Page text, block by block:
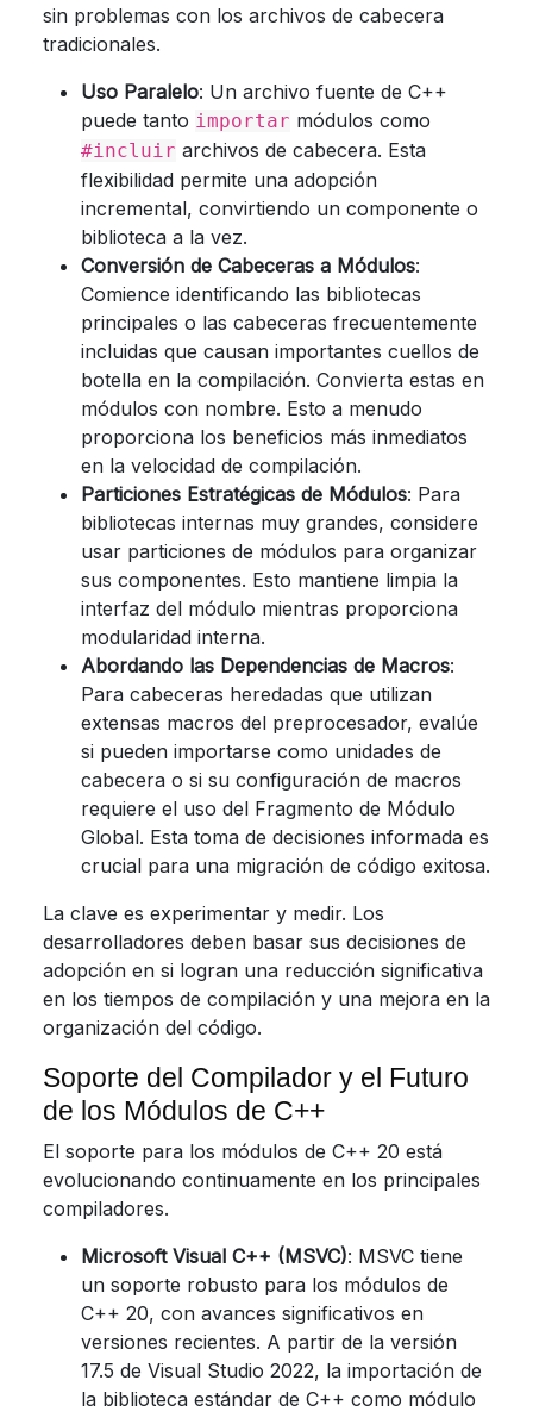
sin problemas con los archivos de cabecera
tradicionales.
Uso Paralelo: Un archivo fuente de C++
puede tanto importar módulos como
#incluir archivos de cabecera. Esta
flexibilidad permite una adopción
incremental, convirtiendo un componente o
biblioteca a la vez.
Conversión de Cabeceras a Módulos:
Comience identificando las bibliotecas
principales o las cabeceras frecuentemente
incluidas que causan importantes cuellos de
botella en la compilación. Convierta estas en
módulos con nombre. Esto a menudo
proporciona los beneficios más inmediatos
en la velocidad de compilación.
Particiones Estratégicas de Módulos: Para
bibliotecas internas muy grandes, considere
usar particiones de módulos para organizar
sus componentes. Esto mantiene limpia la
interfaz del módulo mientras proporciona
modularidad interna.
Abordando las Dependencias de Macros:
Para cabeceras heredadas que utilizan
extensas macros del preprocesador, evalúe
si pueden importarse como unidades de
cabecera o si su configuración de macros
requiere el uso del Fragmento de Módulo
Global. Esta toma de decisiones informada es
crucial para una migración de código exitosa.
La clave es experimentar y medir. Los
desarrolladores deben basar sus decisiones de
adopción en si logran una reducción significativa
en los tiempos de compilación y una mejora en la
organización del código.
Soporte del Compilador y el Futuro
de los Módulos de C++
El soporte para los módulos de C++ 20 está
evolucionando continuamente en los principales
compiladores.
Microsoft Visual C++ (MSVC): MSVC tiene
un soporte robusto para los módulos de
C++ 20, con avances significativos en
versiones recientes. A partir de la versión
17.5 de Visual Studio 2022, la importación de
la biblioteca estándar de C++ como módulo